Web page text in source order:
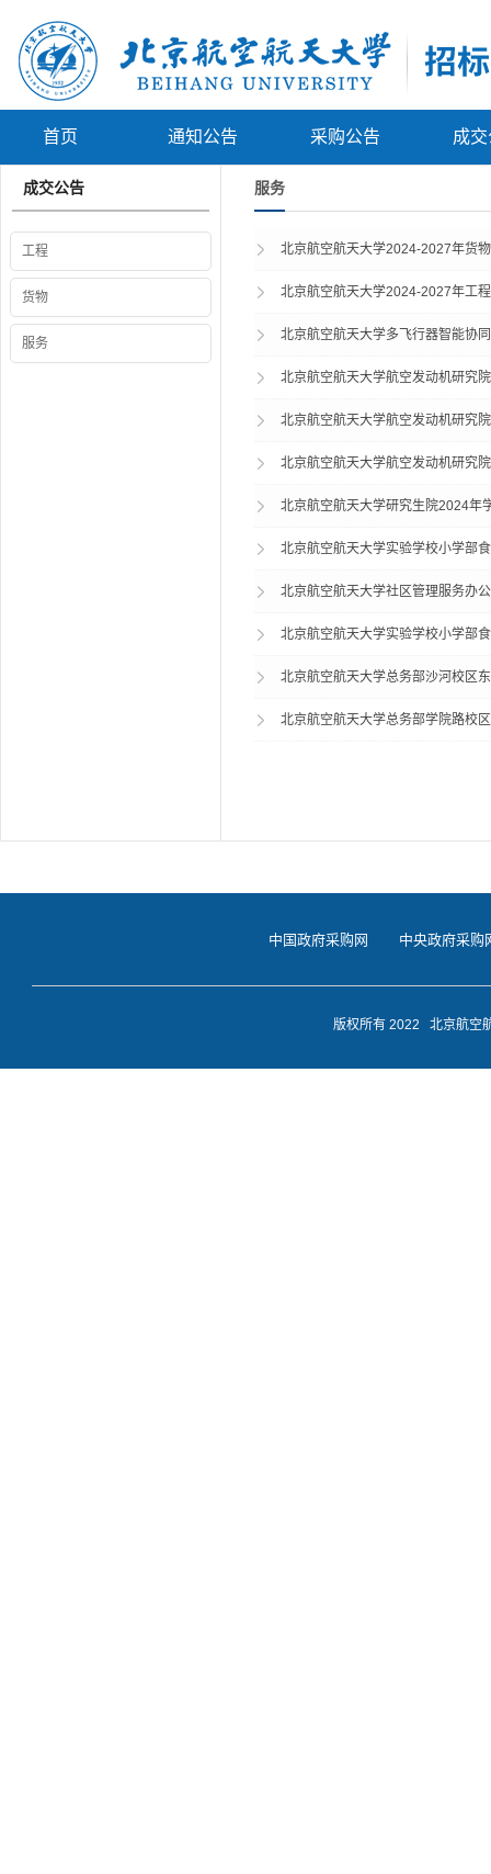
首页 通知公告 采购公告 成
成交公告
工程
货物
服务
服务
北京航空航天大学2024-2027年货
北京航空航天大学2024-2027年工
北京航空航天大学多飞行器智能协
北京航空航天大学航空发动机研究
北京航空航天大学航空发动机研究
北京航空航天大学航空发动机研究
北京航空航天大学研究生院2024年
北京航空航天大学实验学校小学部
北京航空航天大学社区管理服务办
北京航空航天大学实验学校小学部
北京航空航天大学总务部沙河校区
北京航空航天大学总务部学院路校
中国政府采购网 中央政府采购
版权所有 2022 北京航